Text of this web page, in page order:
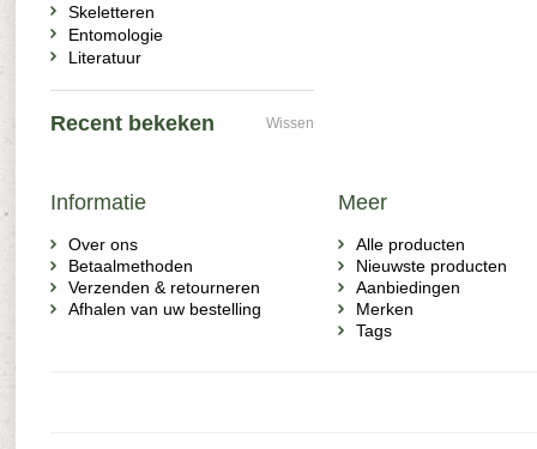
Skeletteren
Entomologie
Literatuur
Recent bekeken Wissen
Informatie
Over ons
Betaalmethoden
Verzenden & retourneren
Afhalen van uw bestelling
Meer
Alle producten
Nieuwste producten
Aanbiedingen
Merken
Tags